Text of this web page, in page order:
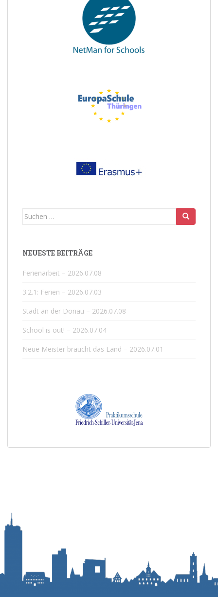
Suchen
NEUESTE BEITRÄGE
Ferienarbeit – 2026.07.08
3.2.1: Ferien – 2026.07.03
Stadt an der Donau – 2026.07.08
School is out! – 2026.07.04
Neue Meister braucht das Land – 2026.07.01